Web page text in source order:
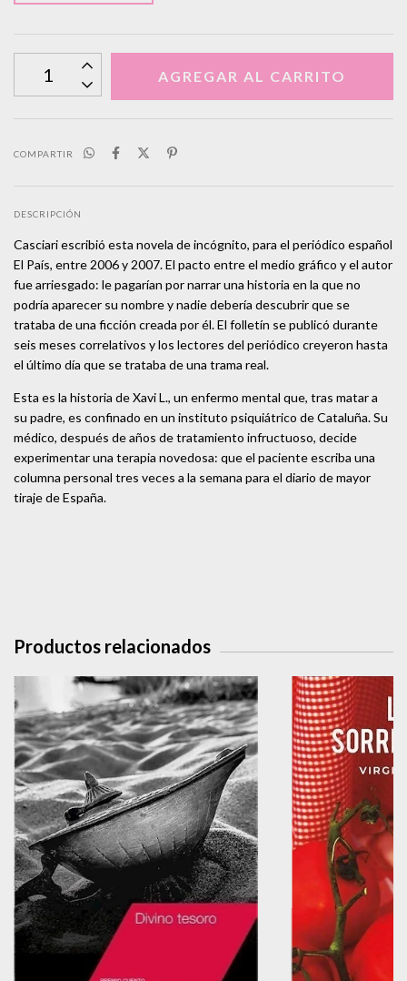
COMPARTIR
DESCRIPCIÓN
Casciari escribió esta novela de incógnito, para el periódico español
El País, entre 2006 y 2007. El pacto entre el medio gráfico y el autor
fue arriesgado: le pagarían por narrar una historia en la que no
podría aparecer su nombre y nadie debería descubrir que se
trataba de una ficción creada por él. El folletín se publicó durante
seis meses correlativos y los lectores del periódico creyeron hasta
el último día que se trataba de una trama real.
Esta es la historia de Xavi L., un enfermo mental que, tras matar a
su padre, es confinado en un instituto psiquiátrico de Cataluña. Su
médico, después de años de tratamiento infructuoso, decide
experimentar una terapia novedosa: que el paciente escriba una
columna personal tres veces a la semana para el diario de mayor
tiraje de España.
Productos relacionados